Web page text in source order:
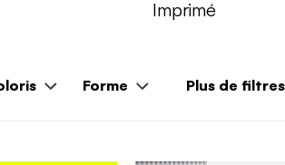
Imprimé
Forme Plus de filtres